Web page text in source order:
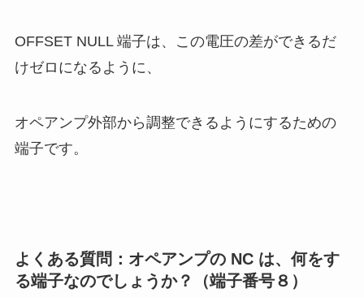
OFFSET NULL 端子は、この電圧の差ができるだ
けゼロになるように、
オペアンプ外部から調整できるようにするための
端子です。
よくある質問：オペアンプの NC は、何をす
る端子なのでしょうか？（端子番号８）